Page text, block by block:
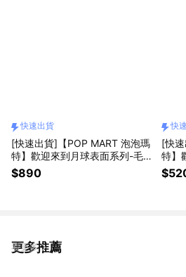
快速出貨
[快速出貨]【POP MART 泡泡瑪
特】歡迎來到月球表面系列-毛絨
法棍包(含運費) 星星人
$890
快
[快
特】
毛絨
更多推薦
看更多